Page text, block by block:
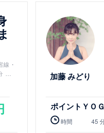
・
口
加藤 みどり
ポイントＹＯ
時間 45